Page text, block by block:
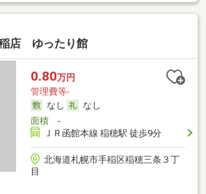
店 ゆったり館
0.80万円
管理費等-
なし
なし
面積-
ＪＲ函館本線 稲穂駅 徒歩9分
北海道札幌市手稲区稲穂三条３丁
目